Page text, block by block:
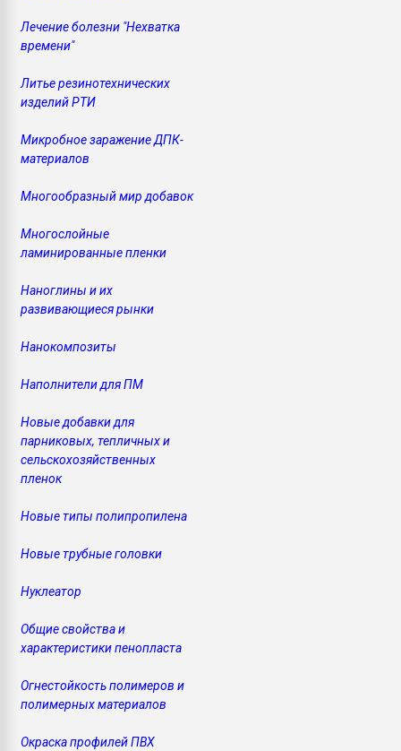
Лечение болезни "Нехватка
времени"
Литье резинотехнических
изделий РТИ
Микробное заражение ДПК-
материалов
Многообразный мир добавок
Многослойные
ламинированные пленки
Наноглины и их
развивающиеся рынки
Нанокомпозиты
Наполнители для ПМ
Новые добавки для
парниковых, тепличных и
сельскохозяйственных
пленок
Новые типы полипропилена
Новые трубные головки
Нуклеатор
Общие свойства и
характеристики пенопласта
Огнестойкость полимеров и
полимерных материалов
Окраска профилей ПВХ